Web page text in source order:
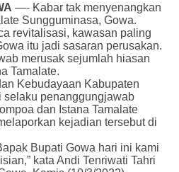
—- Kabar tak menyenangkan
Sungguminasa, Gowa.
revitalisasi, kawasan paling
itu jadi sasaran perusakan.
merusak sejumlah hiasan
Tamalate.
Kebudayaan Kabupaten
selaku penanggungjawab
dan Istana Tamalate
kejadian tersebut di
Bupati Gowa hari ini kami
kata Andi Tenriwati Tahri